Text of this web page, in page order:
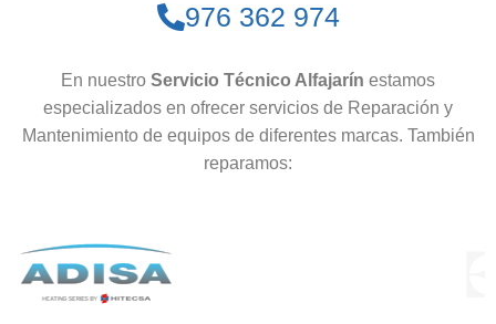
976 362 974
En nuestro Servicio Técnico Alfajarín estamos
especializados en ofrecer servicios de Reparación y
Mantenimiento de equipos de diferentes marcas. También
reparamos: